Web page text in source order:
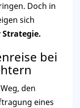
Doch in
sich
Strategie.
bei
den
eines